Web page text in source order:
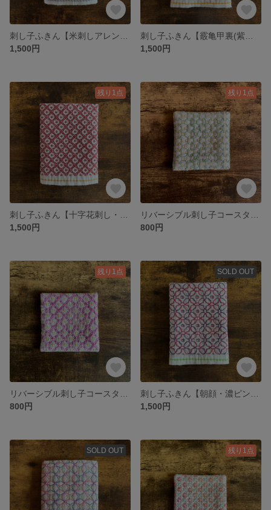
1,500円
1,500円
残り1点
1,500円
残り1点
800円
残り1点
800円
SOLD OUT
1,500円
SOLD OUT 残り1点